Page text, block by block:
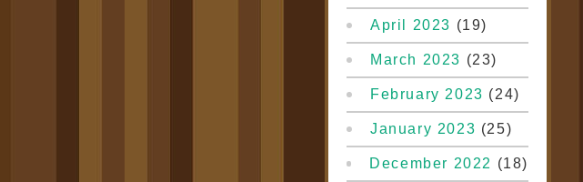
April 2023 (19)
March 2023 (23)
February 2023 (24)
January 2023 (25)
December 2022 (18)